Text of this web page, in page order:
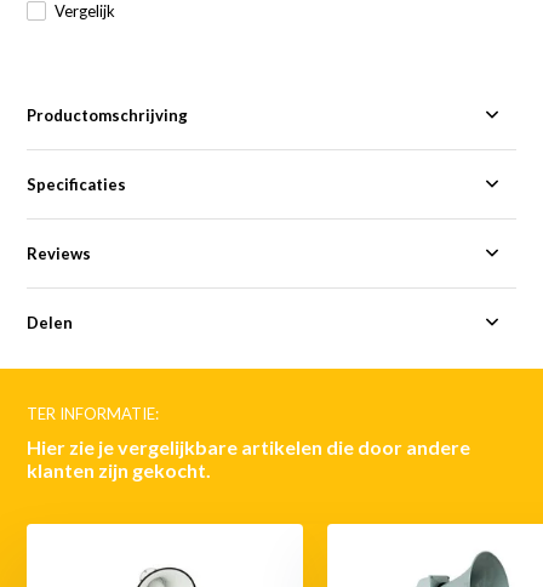
Vergelijk
Productomschrijving
Specificaties
Reviews
Delen
TER INFORMATIE:
Hier zie je vergelijkbare artikelen die door andere
klanten zijn gekocht.